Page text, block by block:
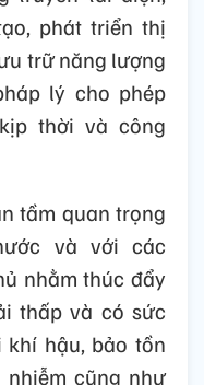
hợp tại khu vực
và Đồng bằng
thích ứng liên
giảm ô nhiễm và
liên quan đến
truyền tải điện,
phát triển thị
trữ năng lượng
lý cho phép